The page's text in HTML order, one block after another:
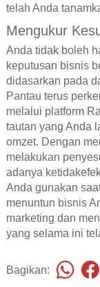
telah Anda
Mengukur
Anda tidak boleh
keputusan bisnis
didasarkan pada
Pantau terus
melalui platform
tautan yang Anda
omzet. Dengan
melakukan
adanya
Anda gunakan
menuntun bisnis
marketing dan
yang selama ini
Bagikan: